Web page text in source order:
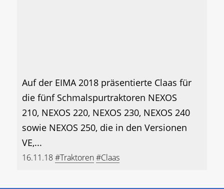
Auf der EIMA 2018 präsentierte Claas für
die fünf Schmalspurtraktoren NEXOS
210, NEXOS 220, NEXOS 230, NEXOS 240
sowie NEXOS 250, die in den Versionen
VE,...
16.11.18#Traktoren#Claas